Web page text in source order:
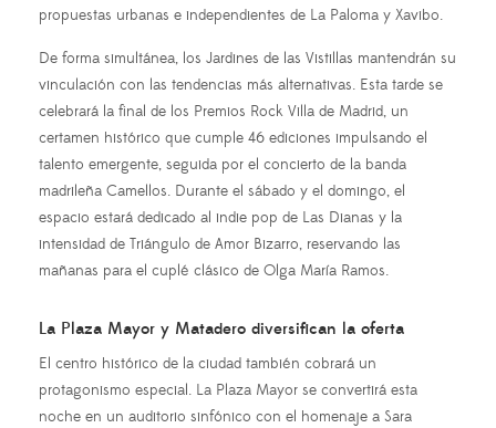
propuestas urbanas e independientes de La Paloma y Xavibo.
De forma simultánea, los Jardines de las Vistillas mantendrán su
vinculación con las tendencias más alternativas. Esta tarde se
celebrará la final de los Premios Rock Villa de Madrid, un
certamen histórico que cumple 46 ediciones impulsando el
talento emergente, seguida por el concierto de la banda
madrileña Camellos. Durante el sábado y el domingo, el
espacio estará dedicado al indie pop de Las Dianas y la
intensidad de Triángulo de Amor Bizarro, reservando las
mañanas para el cuplé clásico de Olga María Ramos.
La Plaza Mayor y Matadero diversifican la oferta
El centro histórico de la ciudad también cobrará un
protagonismo especial. La Plaza Mayor se convertirá esta
noche en un auditorio sinfónico con el homenaje a Sara